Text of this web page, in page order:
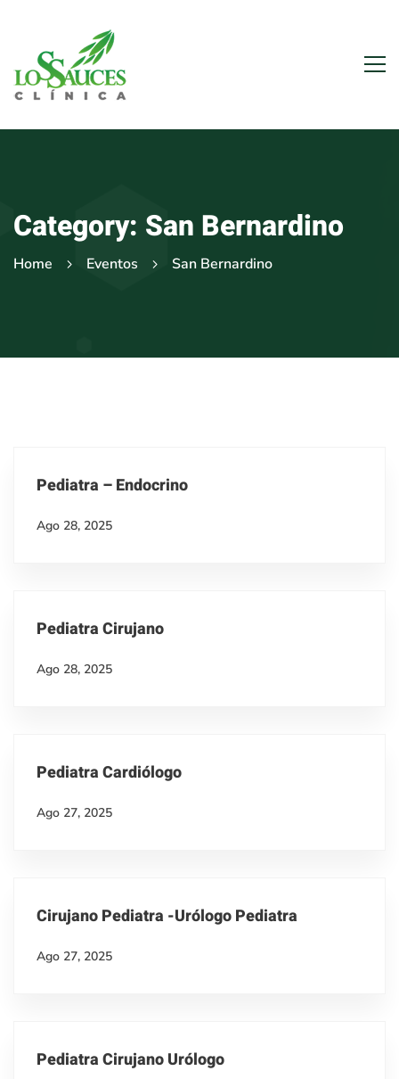
Category: San Bernardino
Home Eventos San Bernardino
Pediatra – Endocrino
Ago 28, 2025
Pediatra Cirujano
Ago 28, 2025
Pediatra Cardiólogo
Ago 27, 2025
Cirujano Pediatra -Urólogo Pediatra
Ago 27, 2025
Pediatra Cirujano Urólogo